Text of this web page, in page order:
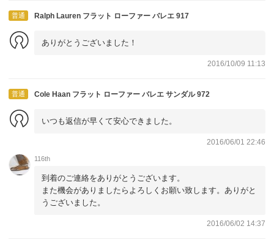
普通 Ralph Lauren フラット ローファー バレエ 917
ありがとうございました！
2016/10/09 11:13
普通 Cole Haan フラット ローファー バレエ サンダル 972
いつも返信が早くて安心できました。
2016/06/01 22:46
116th
到着のご連絡をありがとうございます。
また機会がありましたらよろしくお願い致します。ありがと
うございました。
2016/06/02 14:37